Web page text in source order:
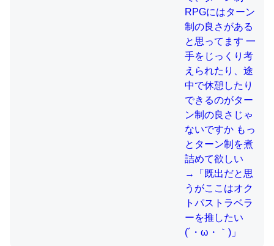
これを元に考えるとカルシウムを大量に使う脊椎動物と貝
類は苦労してるんだな…。腹足類だと殻を無くしてナメク
ウチもEchoを実家に置いて４年。でたまに覗いてる。ぼ
ちぼちRingも置こうかと画策中。あと、Googleマップで
位置情報を共有してる。電池残量や充電中かが分かるので
─たまにLINEするくらいだった遠方の父67歳と僕。ITツール導入で
コミュニケーションが劇的に変化した｜tayorini by LIFULL介護